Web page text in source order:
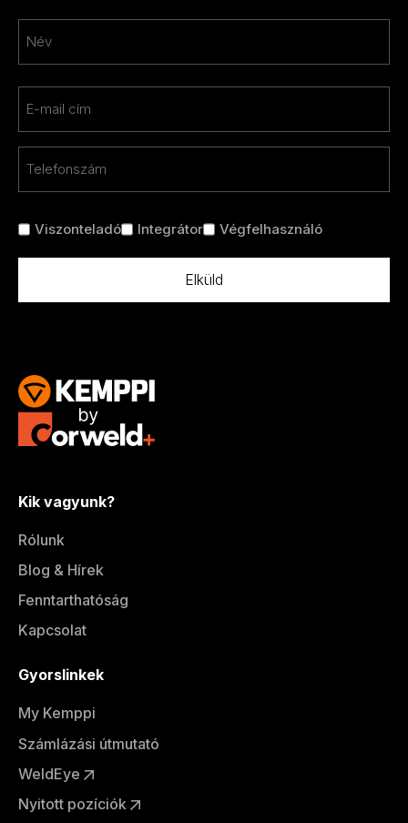
nélkül
*
Viszonteladó Integrátor Végfelhasználó
Kik vagyunk?
Rólunk
Blog & Hírek
Fenntarthatóság
Kapcsolat
Gyorslinkek
My Kemppi
Számlázási útmutató
WeldEye
Nyitott pozíciók